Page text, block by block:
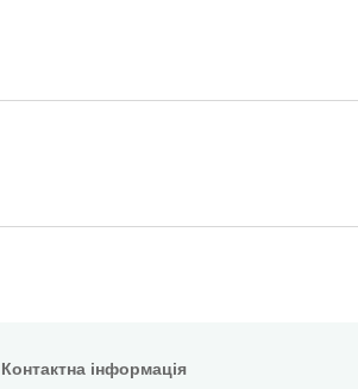
Контактна інформація